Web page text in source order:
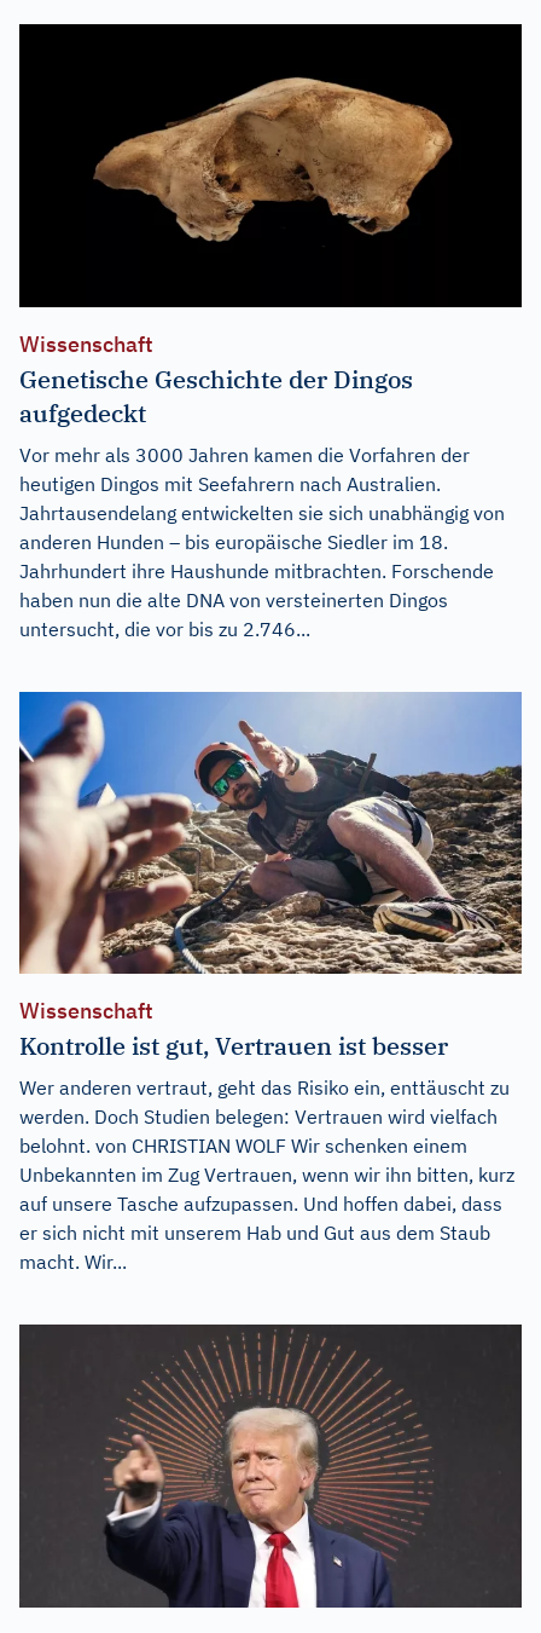
Wissenschaft
Genetische Geschichte der Dingos
aufgedeckt
Vor mehr als 3000 Jahren kamen die Vorfahren der
heutigen Dingos mit Seefahrern nach Australien.
Jahrtausendelang entwickelten sie sich unabhängig von
anderen Hunden – bis europäische Siedler im 18.
Jahrhundert ihre Haushunde mitbrachten. Forschende
haben nun die alte DNA von versteinerten Dingos
untersucht, die vor bis zu 2.746...
Wissenschaft
Kontrolle ist gut, Vertrauen ist besser
Wer anderen vertraut, geht das Risiko ein, enttäuscht zu
werden. Doch Studien belegen: Vertrauen wird vielfach
belohnt. von CHRISTIAN WOLF Wir schenken einem
Unbekannten im Zug Vertrauen, wenn wir ihn bitten, kurz
auf unsere Tasche aufzupassen. Und hoffen dabei, dass
er sich nicht mit unserem Hab und Gut aus dem Staub
macht. Wir...